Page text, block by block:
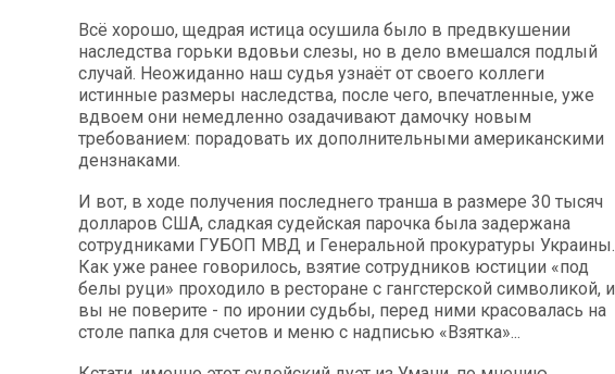
Всё хорошо, щедрая истица осушила было в предвкушении
наследства горьки вдовьи слезы, но в дело вмешался подлый
случай. Неожиданно наш судья узнаёт от своего коллеги
истинные размеры наследства, после чего, впечатленные, уже
вдвоем они немедленно озадачивают дамочку новым
требованием: порадовать их дополнительными американскими
дензнаками.
И вот, в ходе получения последнего транша в размере 30 тысяч
долларов США, сладкая судейская парочка была задержана
сотрудниками ГУБОП МВД и Генеральной прокуратуры Украины.
Как уже ранее говорилось, взятие сотрудников юстиции «под
белы руци» проходило в ресторане с гангстерской символикой, и
вы не поверите - по иронии судьбы, перед ними красовалась на
столе папка для счетов и меню с надписью «Взятка»...